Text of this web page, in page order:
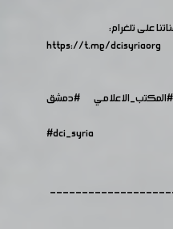
على تلغرام:
https://t.me/dcisyriaorg
#المكتب_الاعلامي
#دمشق
#dci_syria